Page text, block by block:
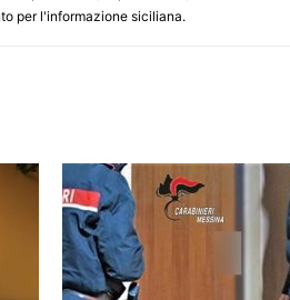
per l'informazione siciliana.